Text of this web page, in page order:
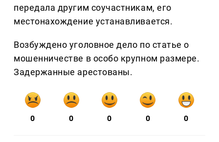
передала другим соучастникам, его
местонахождение устанавливается.
Возбуждено уголовное дело по статье о
мошенничестве в особо крупном размере.
Задержанные арестованы.
0 0 0 0 0